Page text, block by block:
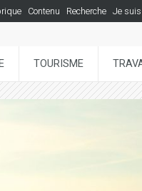
Contenu Recherche Je suis
TOURISME